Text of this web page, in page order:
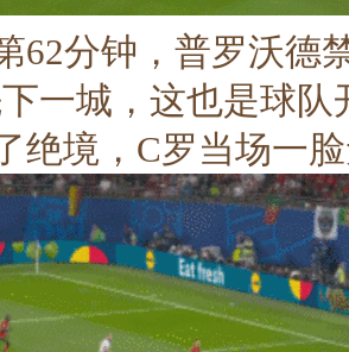
62分钟，普罗沃德
一城，这也是球
绝境，C罗当场一